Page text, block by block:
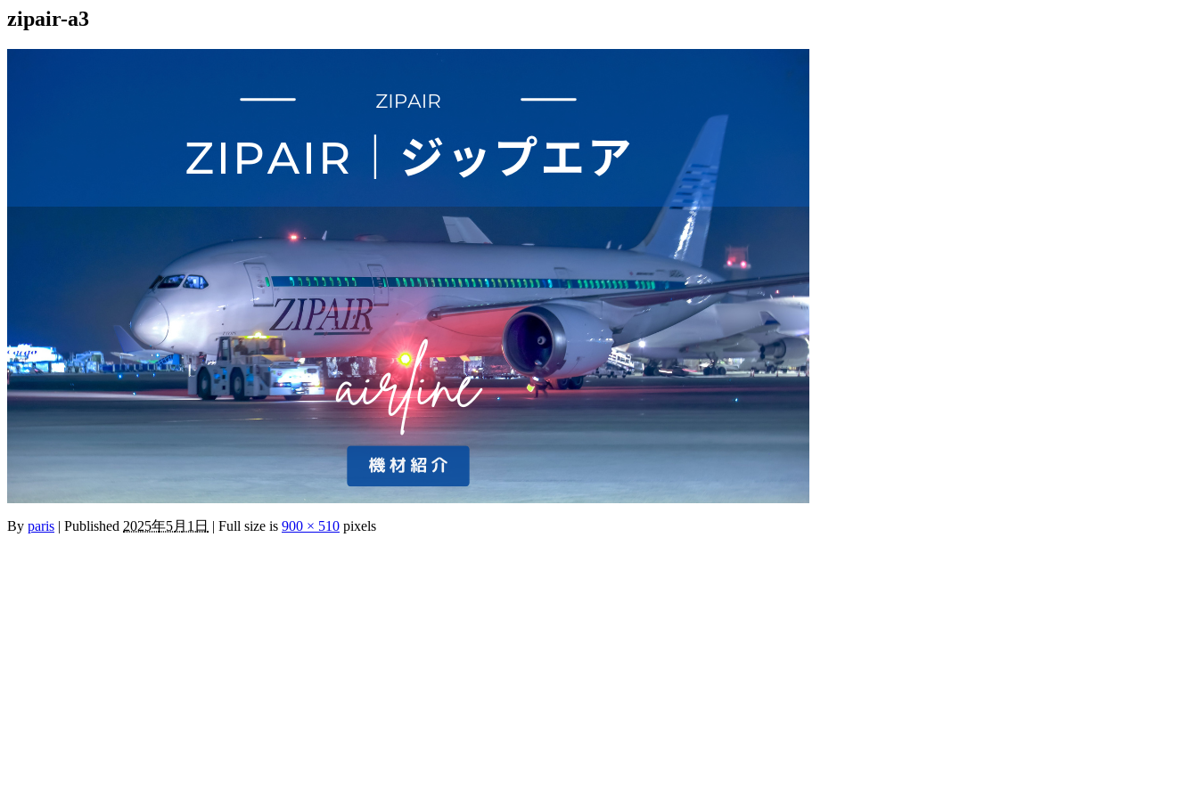
zipair-a3
By paris | Published 2025年5月1日 | Full size is 900 × 510 pixels